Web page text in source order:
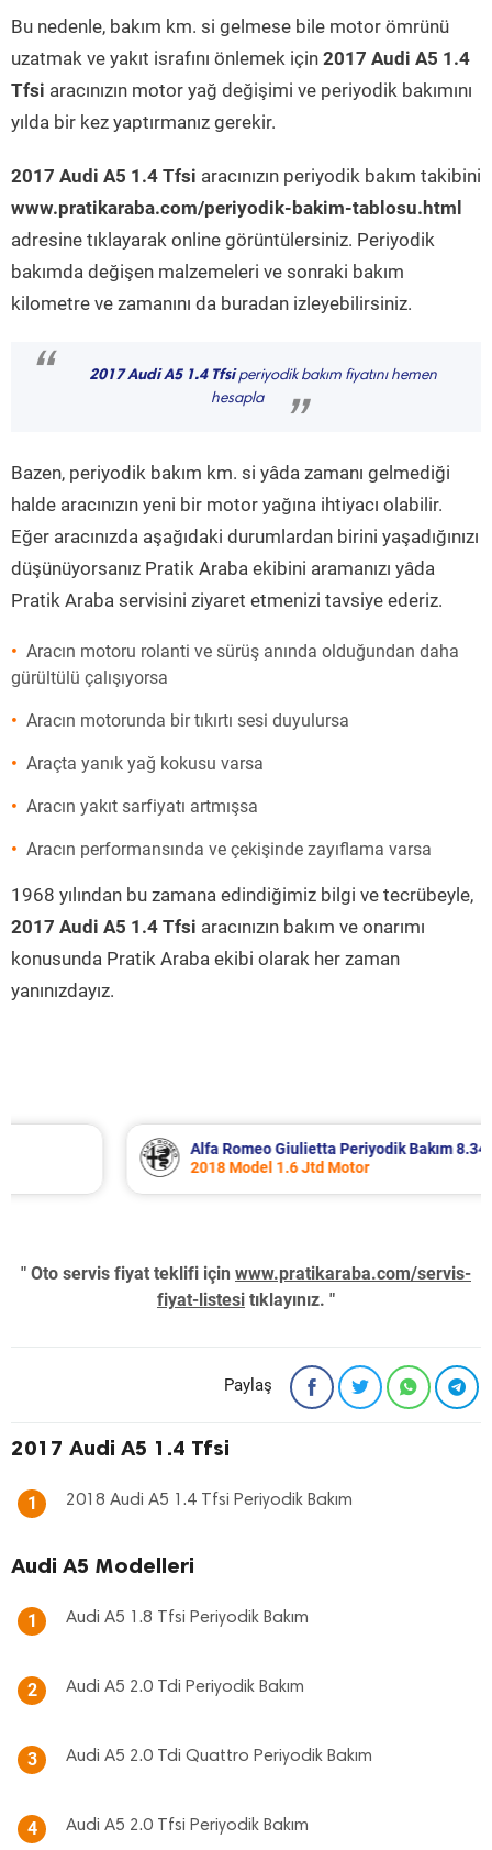
Bu nedenle, bakım km. si gelmese bile motor ömrünü
uzatmak ve yakıt israfını önlemek için 2017 Audi A5 1.4
Tfsi aracınızın motor yağ değişimi ve periyodik bakımını
yılda bir kez yaptırmanız gerekir.
2017 Audi A5 1.4 Tfsi aracınızın periyodik bakım takibini
www.pratikaraba.com/periyodik-bakim-tablosu.html
adresine tıklayarak online görüntülersiniz. Periyodik
bakımda değişen malzemeleri ve sonraki bakım
kilometre ve zamanını da buradan izleyebilirsiniz.
“ 2017 Audi A5 1.4 Tfsiperiyodik bakım fiyatını hemen
hesapla
”
Bazen, periyodik bakım km. si yâda zamanı gelmediği
halde aracınızın yeni bir motor yağına ihtiyacı olabilir.
Eğer aracınızda aşağıdaki durumlardan birini yaşadığınızı
düşünüyorsanız Pratik Araba ekibini aramanızı yâda
Pratik Araba servisini ziyaret etmenizi tavsiye ederiz.
Aracın motoru rolanti ve sürüş anında olduğundan daha
gürültülü çalışıyorsa
Aracın motorunda bir tıkırtı sesi duyulursa
Araçta yanık yağ kokusu varsa
Aracın yakıt sarfiyatı artmışsa
Aracın performansında ve çekişinde zayıflama varsa
1968 yılından bu zamana edindiğimiz bilgi ve tecrübeyle,
2017 Audi A5 1.4 Tfsi aracınızın bakım ve onarımı
konusunda Pratik Araba ekibi olarak her zaman
yanınızdayız.
Alfa Romeo Giulietta Periyodik Bakım 8.340 TL
2018 Model 1.6 Jtd Motor
" Oto servis fiyat teklifi için www.pratikaraba.com/servis-
fiyat-listesi tıklayınız. "
Paylaş
2017 Audi A5 1.4 Tfsi
1 2018 Audi A5 1.4 Tfsi Periyodik Bakım
Audi A5 Modelleri
1 Audi A5 1.8 Tfsi Periyodik Bakım
2 Audi A5 2.0 Tdi Periyodik Bakım
3 Audi A5 2.0 Tdi Quattro Periyodik Bakım
4 Audi A5 2.0 Tfsi Periyodik Bakım